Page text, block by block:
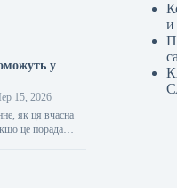
у
15, 2026
як ця вчасна
це порада
стиліста…
и